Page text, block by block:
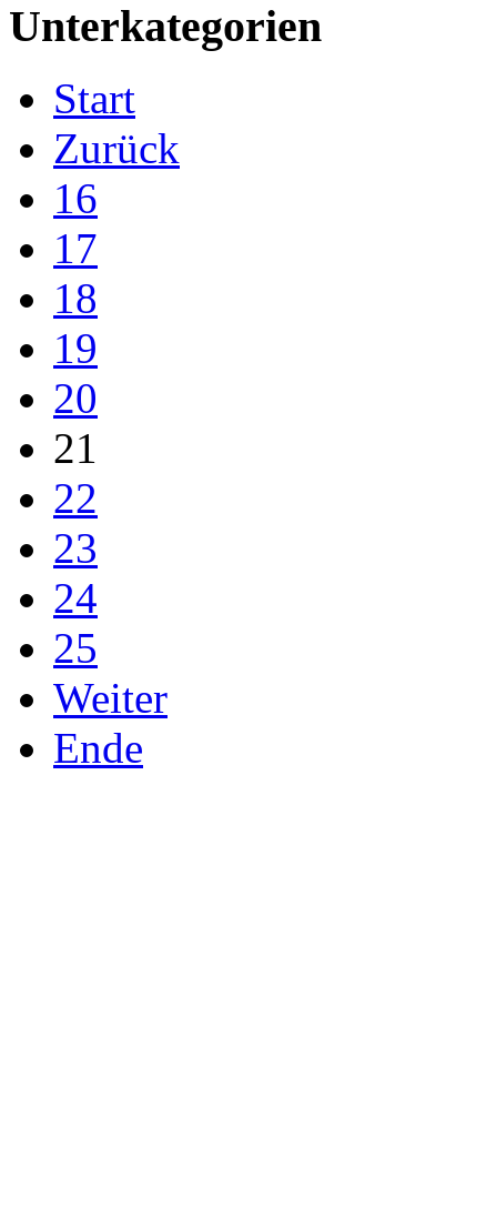
Unterkategorien
Start
Zurück
16
17
18
19
20
21
22
23
24
25
Weiter
Ende